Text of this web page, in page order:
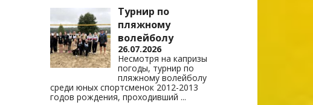
Турнир по
пляжному
волейболу
26.07.2026
Несмотря на капризы
погоды, турнир по
пляжному волейболу
среди юных спортсменок 2012-2013
годов рождения, проходивший ...